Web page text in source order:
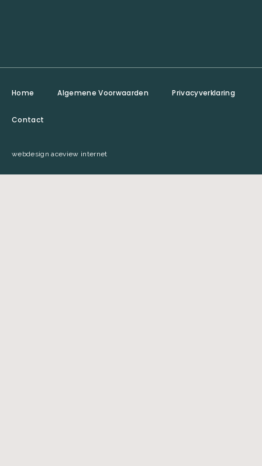
webdesign aceview internet
Home Algemene Voorwaarden Privacyverklaring
Contact